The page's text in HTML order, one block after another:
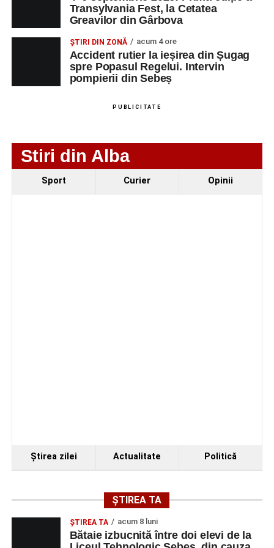
Ultimele știri din Sebeș
4–6 septembrie 2026: Prima ediție a Transylvania
Fest, la Cetatea Greavilor din Gârbova
Accident rutier la ieșirea din Șugag spre Popasul
Regelui. Intervin pompierii din Sebeș
Facebook Email
Transylvania Fest, la Cetatea
Greavilor din Gârbova
ȘTIRI DIN ZONĂ acum 4 ore
Accident rutier la ieșirea din Șugag
spre Popasul Regelui. Intervin
pompierii din Sebeș
PUBLICITATE
Stiri din Alba
Sport Curier Opinii
Ştirea zilei Actualitate Politică
ȘTIREA TA
ŞTIREA TA acum 8 luni
Bătaie izbucnită între doi elevi de la